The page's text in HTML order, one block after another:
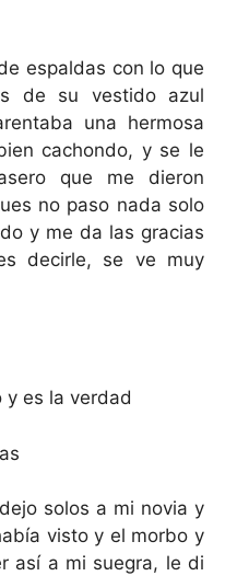
espaldas con lo que
de su vestido azul
una hermosa
cachondo, y se le
que me dieron
no paso nada solo
y me da las gracias
decirle, se ve muy
y es la verdad
solos a mi novia y
visto y el morbo y
así a mi suegra, le di